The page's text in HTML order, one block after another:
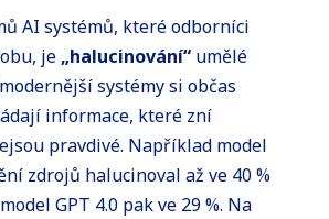
AI systémů, které odborníci
je„halucinování“ umělé
systémy si občas
informace, které zní
pravdivé. Například model
zdrojů halucinoval až ve 40 %
GPT 4.0 pak ve 29 %. Na